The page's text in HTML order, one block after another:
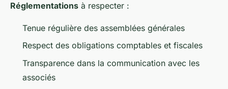
Réglementations à respecter :
Tenue régulière des assemblées générales
Respect des obligations comptables et fiscales
Transparence dans la communication avec les
associés